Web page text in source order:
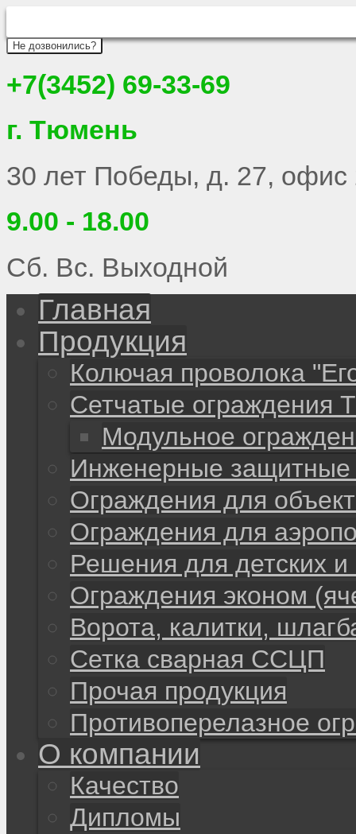
Не дозвонились?
+7(3452) 69-33-69
г. Тюмень
30 лет Победы, д. 27, офис
9.00 - 18.00
Сб. Вс. Выходной
Главная
Продукция
Колючая проволока
Сетчатые ограждения
Модульное
Инженерные защитные
Ограждения для
Ограждения для
Решения для детских
Ограждения эконом
Ворота, калитки,
Сетка сварная ССЦП
Прочая продукция
Противоперелазное
О компании
Качество
Дипломы